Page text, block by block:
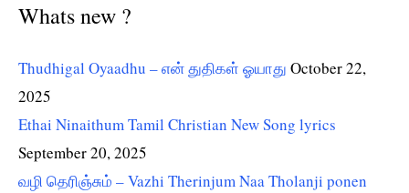
Whats new ?
Thudhigal Oyaadhu – என் துதிகள் ஓயாது October 22,
2025
Ethai Ninaithum Tamil Christian New Song lyrics
September 20, 2025
வழி தெரிஞ்சும் – Vazhi Therinjum Naa Tholanji ponen